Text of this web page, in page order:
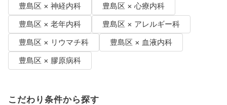
豊島区 × 神経内科
豊島区 × 心療内科
豊島区 × 老年内科
豊島区 × アレルギー科
豊島区 × リウマチ科
豊島区 × 血液内科
豊島区 × 膠原病科
こだわり条件から探す